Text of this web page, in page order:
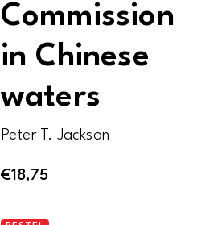
Commission
in Chinese
waters
Peter T. Jackson
€18,75